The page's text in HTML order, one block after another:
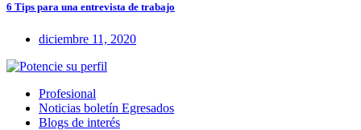
6 Tips para una entrevista de trabajo
diciembre 11, 2020
Profesional
Noticias boletín Egresados
Blogs de interés